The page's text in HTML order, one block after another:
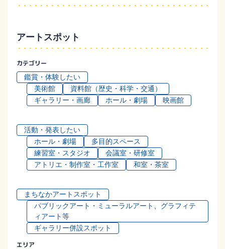
アートスポット
カテゴリー
鑑賞・体験したい
美術館
資料館（歴史・科学・交通）
ギャラリー・画廊
ホール・劇場 映画館
活動・発表したい
ホール・劇場
多目的スペース
練習室・スタジオ
会議室・研修室
アトリエ・制作室・工作室
和室・茶室
まちなかアートスポット
パブリックアート・ミューラルアート、グラフィテ
ィアート等
ギャラリー併設スポット
エリア